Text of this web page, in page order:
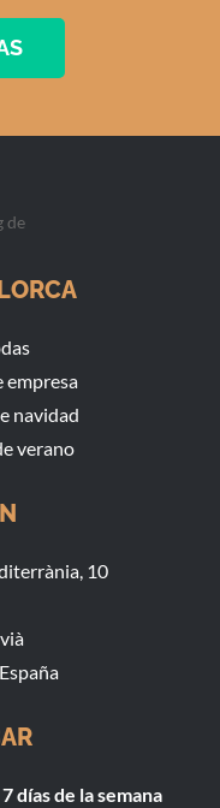
empresa
navidad
verano
10
días de la semana